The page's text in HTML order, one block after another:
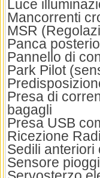
Luce
Mancorrenti
MSR
Panca
Pannello di
Park Pilot
Presa di
bagagli
Presa USB
Ricezione
Sedili anteriori
Sensore